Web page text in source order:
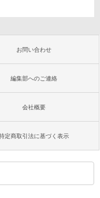
お問い合わせ
編集部へのご連絡
会社概要
定商取引法に基づく表示